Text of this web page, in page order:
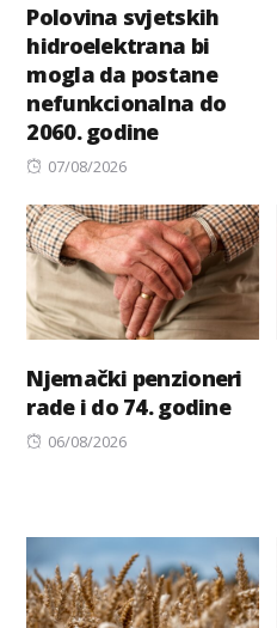
Polovina svjetskih
hidroelektrana bi
mogla da postane
nefunkcionalna do
2060. godine
Posted
07/08/2026
Njemački penzioneri
rade i do 74. godine
Posted
06/08/2026